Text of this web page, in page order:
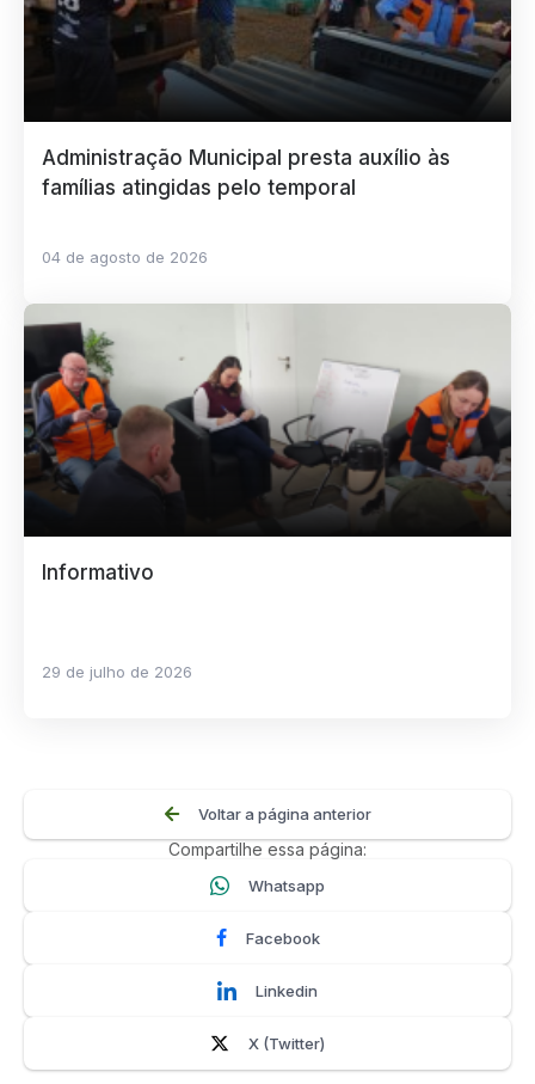
Administração Municipal presta auxílio às
famílias atingidas pelo temporal
04 de agosto de 2026
Informativo
29 de julho de 2026
Voltar a página anterior
Compartilhe essa página:
Whatsapp
Facebook
Linkedin
X (Twitter)